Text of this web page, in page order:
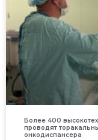
Более 400
проводят
онкодиспансера